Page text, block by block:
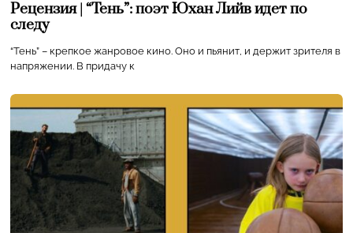
Рецензия | “Тень”: поэт Юхан Лийв идет по
следу
“Тень” – крепкое жанровое кино. Оно и пьянит, и держит зрителя в
напряжении. В придачу к